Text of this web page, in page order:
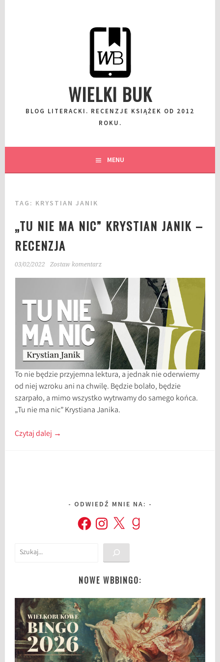
WIELKI BUK
BLOG LITERACKI. RECENZJE KSIĄŻEK OD 2012
ROKU.
MENU
TAG: KRYSTIAN JANIK
„TU NIE MA NIC” KRYSTIAN JANIK –
RECENZJA
03/02/2022 Zostaw komentarz
To nie będzie przyjemna lektura, a jednak nie oderwiemy
od niej wzroku ani na chwilę. Będzie bolało, będzie
szarpało, a mimo wszystko wytrwamy do samego końca.
„Tu nie ma nic” Krystiana Janika.
Czytaj dalej →
ODWIEDŹ MNIE NA:
FacebookInstagram
X Goodreads
Szukaj
NOWE WBBINGO: